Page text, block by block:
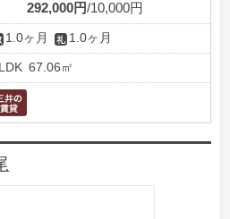
292,000円 10,000円
1.0ヶ月 1.0ヶ月
67.06㎡